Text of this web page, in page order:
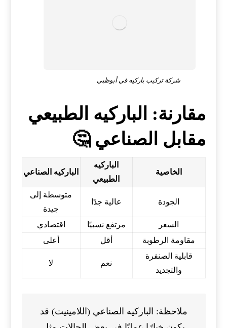
شركة تركيب باركيه في أبوظبي
مقارنة: الباركيه الطبيعي
مقابل الصناعي 🤔
الخاصية
الباركيه
الطبيعي
الباركيه الصناعي
الجودة عالية جدًا
متوسطة إلى
جيدة
السعر
مرتفع نسبيًا
اقتصادي
مقاومة الرطوبة
أقل
أعلى
قابلية الصنفرة
والتجديد
نعم لا
ملاحظة: الباركيه الصناعي (اللامينيت) قد